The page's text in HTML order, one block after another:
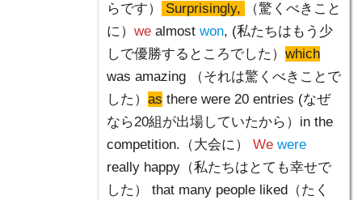
らです）
Surprisingly,
（驚くべきこと
に） we almost won, (私たちはもう少
しで優勝するところでした） which
was amazing （それは驚くべきことで
した） as there were 20 entries (なぜ
なら20組が出場していたから）in the
competition.（大会に） We were
really happy（私たちはとても幸せで
した） that many people liked（たく